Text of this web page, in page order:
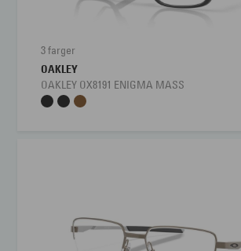
3 farger
OAKLEY
OAKLEY OX8191 ENIGMA MASS